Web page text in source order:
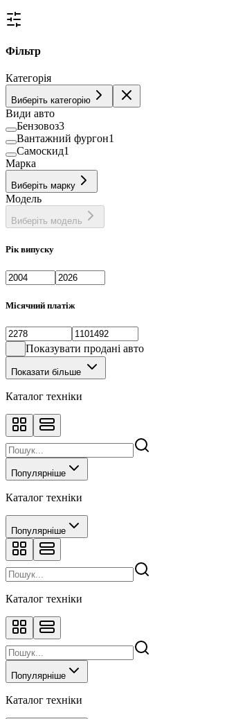
Фільтр
Категорія
Виберіть категорію
Види авто
Бензовоз3
Вантажний фургон1
Самоскид1
Марка
Виберіть марку
Модель
Виберіть модель
Рік випуску
Місячний платіж
Показувати продані авто
Показати більше
Каталог техніки
Популярніше
Каталог техніки
Популярніше
Каталог техніки
Популярніше
Каталог техніки